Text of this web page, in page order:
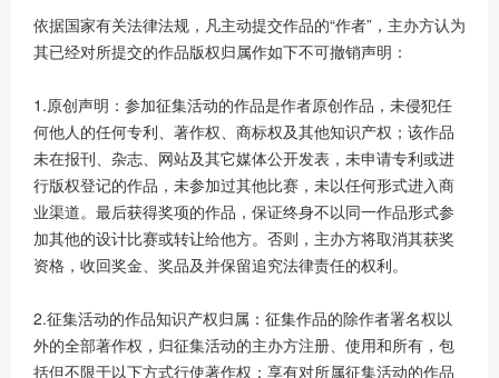
依据国家有关法律法规，凡主动提交作品的“作者”，主办方认为
其已经对所提交的作品版权归属作如下不可撤销声明：
1.原创声明：参加征集活动的作品是作者原创作品，未侵犯任
何他人的任何专利、著作权、商标权及其他知识产权；该作品
未在报刊、杂志、网站及其它媒体公开发表，未申请专利或进
行版权登记的作品，未参加过其他比赛，未以任何形式进入商
业渠道。最后获得奖项的作品，保证终身不以同一作品形式参
加其他的设计比赛或转让给他方。否则，主办方将取消其获奖
资格，收回奖金、奖品及并保留追究法律责任的权利。
2.征集活动的作品知识产权归属：征集作品的除作者署名权以
外的全部著作权，归征集活动的主办方注册、使用和所有，包
括但不限于以下方式行使著作权：享有对所属征集活动的作品